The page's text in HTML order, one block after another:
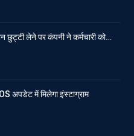
छुट्टी लेने पर कंपनी ने कर्मचारी को…
अपडेट में मिलेगा इंस्टाग्राम